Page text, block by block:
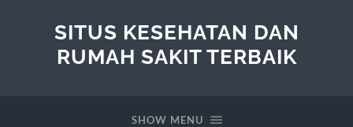
SITUS KESEHATAN DAN
RUMAH SAKIT TERBAIK
SHOW MENU